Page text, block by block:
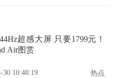
超感大屏 只要1799元！
Air图赏
30 10:48:19 热点